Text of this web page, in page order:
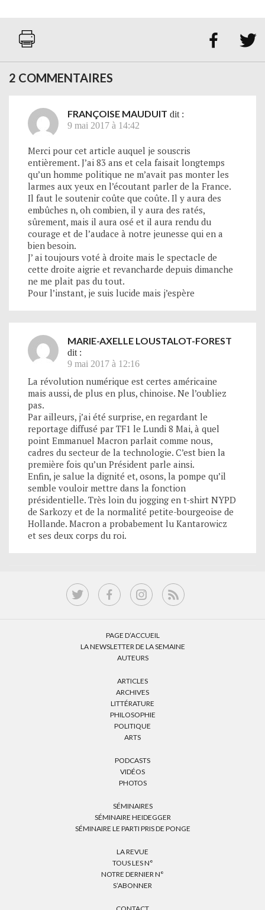
 
2 COMMENTAIRES
FRANÇOISE MAUDUIT dit :
9 mai 2017 à 14:42
Merci pour cet article auquel je souscris
entièrement. J’ai 83 ans et cela faisait longtemps
qu’un homme politique ne m’avait pas monter les
larmes aux yeux en l’écoutant parler de la France.
Il faut le soutenir coûte que coûte. Il y aura des
embûches n, oh combien, il y aura des ratés,
sûrement, mais il aura osé et il aura rendu du
courage et de l’audace à notre jeunesse qui en a
bien besoin.
J’ ai toujours voté à droite mais le spectacle de
cette droite aigrie et revancharde depuis dimanche
ne me plait pas du tout.
Pour l’instant, je suis lucide mais j’espère
MARIE-AXELLE LOUSTALOT-FOREST
dit :
9 mai 2017 à 12:16
La révolution numérique est certes américaine
mais aussi, de plus en plus, chinoise. Ne l’oubliez
pas.
Par ailleurs, j’ai été surprise, en regardant le
reportage diffusé par TF1 le Lundi 8 Mai, à quel
point Emmanuel Macron parlait comme nous,
cadres du secteur de la technologie. C’est bien la
première fois qu’un Président parle ainsi.
Enfin, je salue la dignité et, osons, la pompe qu’il
semble vouloir mettre dans la fonction
présidentielle. Très loin du jogging en t-shirt NYPD
de Sarkozy et de la normalité petite-bourgeoise de
Hollande. Macron a probabement lu Kantarowicz
et ses deux corps du roi.
PAGE D’ACCUEIL
LA NEWSLETTER DE LA SEMAINE
AUTEURS
ARTICLES
ARCHIVES
LITTÉRATURE
PHILOSOPHIE
POLITIQUE
ARTS
PODCASTS
VIDÉOS
PHOTOS
SÉMINAIRES
SÉMINAIRE HEIDEGGER
SÉMINAIRE LE PARTI PRIS DE PONGE
LA REVUE
TOUS LES N°
NOTRE DERNIER N°
S’ABONNER